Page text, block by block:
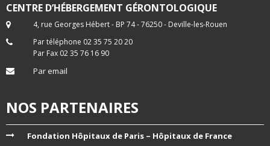
CENTRE D’HÉBERGEMENT GÉRONTOLOGIQUE
4, rue Georges Hébert - BP 74 - 76250 - Deville-les-Rouen
Par téléphone 02 35 75 20 20
Par Fax 02 35 76 16 90
Par email
NOS PARTENAIRES
Fondation Hôpitaux de Paris – Hôpitaux de France